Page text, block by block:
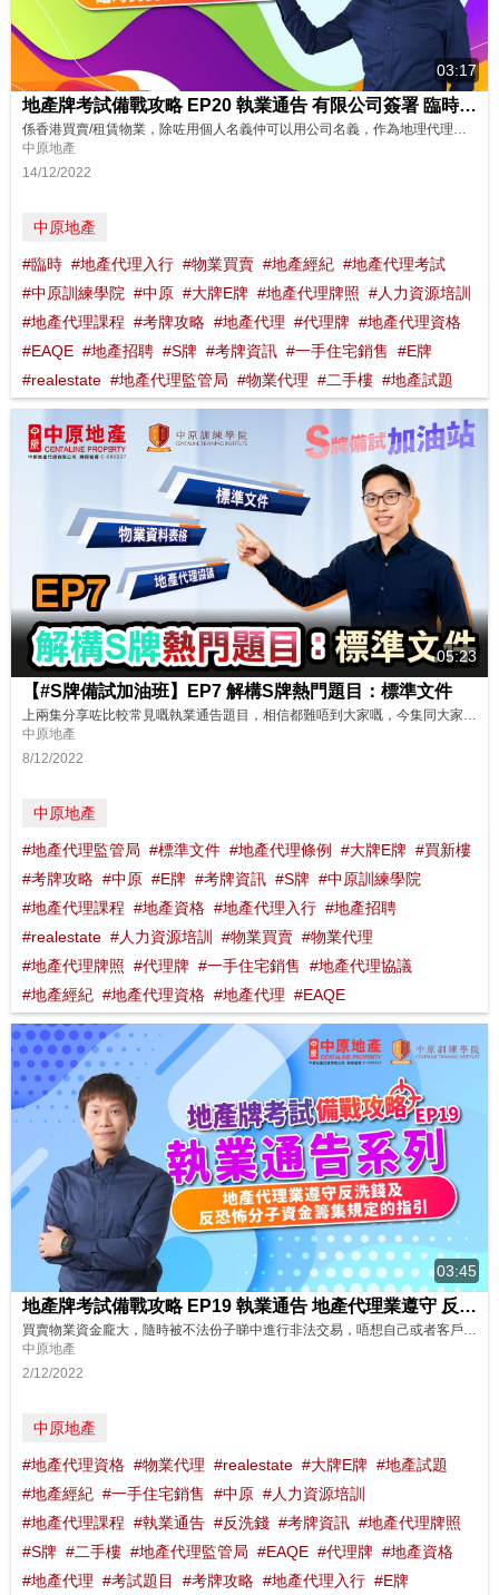
03:17
地產牌考試備戰攻略 EP20 執業通告 有限公司簽署 臨時買賣合約/臨時租約
係香港買賣/租賃物業，除咗用個人名義仲可以用公司名義，作為地理代理，如果遇到用公司名義進行嘅交易，有啲咩需要注意？ 想了解更多？立即上中原訓練學院: http://www.cti-edu.com 熱線:35963748
中原地產
14/12/2022
中原地產
#臨時 #地產代理入行 #物業買賣 #地產經紀 #地產代理考試
#中原訓練學院 #中原 #大牌E牌 #地產代理牌照 #人力資源培訓
#地產代理課程 #考牌攻略 #地產代理 #代理牌 #地產代理資格
#EAQE #地產招聘 #S牌 #考牌資訊 #一手住宅銷售 #E牌
#realestate #地產代理監管局 #物業代理 #二手樓 #地產試題
05:23
【#S牌備試加油班】EP7 解構S牌熱門題目：標準文件
上兩集分享咗比較常見嘅執業通告題目，相信都難唔到大家嘅，今集同大家睇下標準文件，姐係物業資料表格同地產代理表格，快啲睇下Sunny Sir今集有咩熱門題目要同大家拆解啦！ 想了解更多？立即上中原訓練學院: http://www.cti-edu.com 熱線:35963748
中原地產
8/12/2022
中原地產
#地產代理監管局 #標準文件 #地產代理條例 #大牌E牌 #買新樓
#考牌攻略 #中原 #E牌 #考牌資訊 #S牌 #中原訓練學院
#地產代理課程 #地產資格 #地產代理入行 #地產招聘
#realestate #人力資源培訓 #物業買賣 #物業代理
#地產代理牌照 #代理牌 #一手住宅銷售 #地產代理協議
#地產經紀 #地產代理資格 #地產代理 #EAQE
03:45
地產牌考試備戰攻略 EP19 執業通告 地產代理業遵守 反洗錢及反恐怖分子資金籌集 規定的指引
中原地產
2/12/2022
中原地產
#地產代理資格 #物業代理 #realestate #大牌E牌 #地產試題
#地產經紀 #一手住宅銷售 #中原 #人力資源培訓
#地產代理課程 #執業通告 #反洗錢 #考牌資訊 #地產代理牌照
#S牌 #二手樓 #地產代理監管局 #EAQE #代理牌 #地產資格
#地產代理 #考試題目 #考牌攻略 #地產代理入行 #E牌